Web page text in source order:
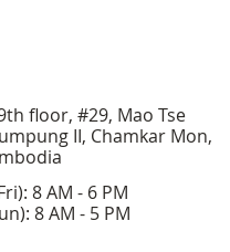
floor, #29, Mao Tse
II, Chamkar Mon,
8 AM - 6 PM
8 AM - 5 PM